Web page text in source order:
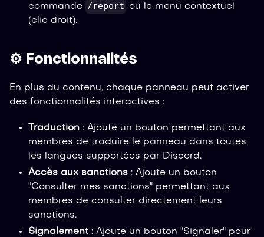
commande /report ou le menu contextuel
(clic droit).
⚙️ Fonctionnalités
En plus du contenu, chaque panneau peut activer
des fonctionnalités interactives :
Traduction : Ajoute un bouton permettant aux
membres de traduire le panneau dans toutes
les langues supportées par Discord.
Accès aux sanctions : Ajoute un bouton
"Consulter mes sanctions" permettant aux
membres de consulter directement leurs
sanctions.
Signalement : Ajoute un bouton "Signaler" pour